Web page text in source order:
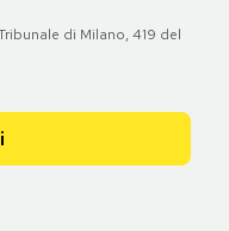
di Milano, 419 del